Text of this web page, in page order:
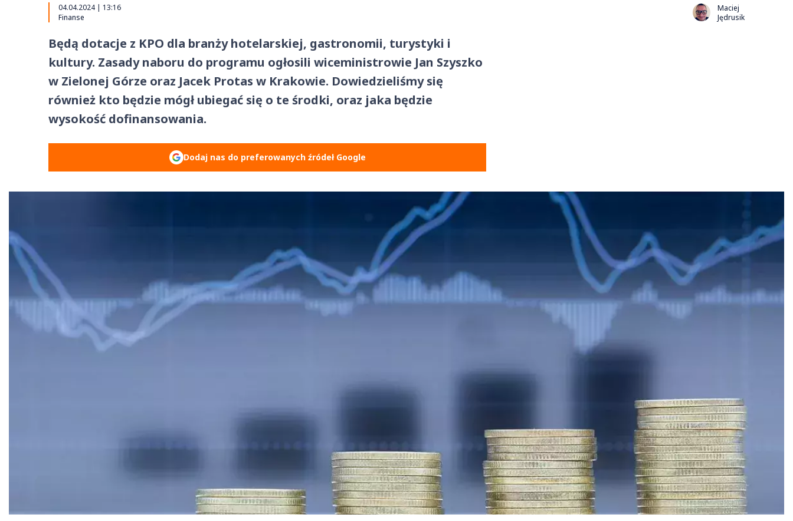
04.04.2024 | 13:16
Finanse
Maciej
Jędrusik
Będą dotacje z KPO dla branży hotelarskiej, gastronomii, turystyki i
kultury. Zasady naboru do programu ogłosili wiceministrowie Jan Szyszko
w Zielonej Górze oraz Jacek Protas w Krakowie. Dowiedzieliśmy się
również kto będzie mógł ubiegać się o te środki, oraz jaka będzie
wysokość dofinansowania.
Dodaj nas do preferowanych źródeł Google